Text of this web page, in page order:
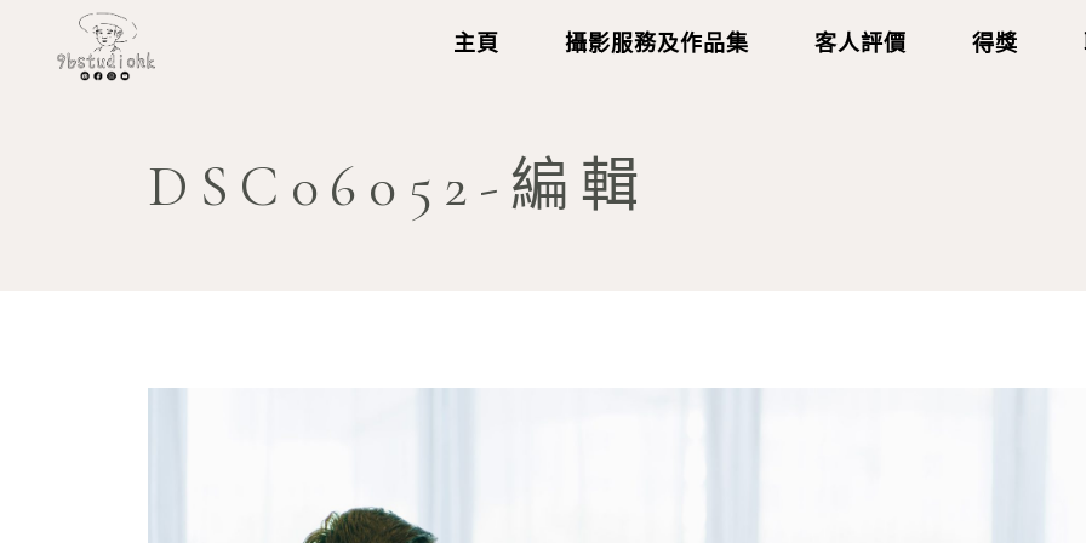
主頁 攝影服務及作品集 客人評價 得獎
DSC06052-編輯